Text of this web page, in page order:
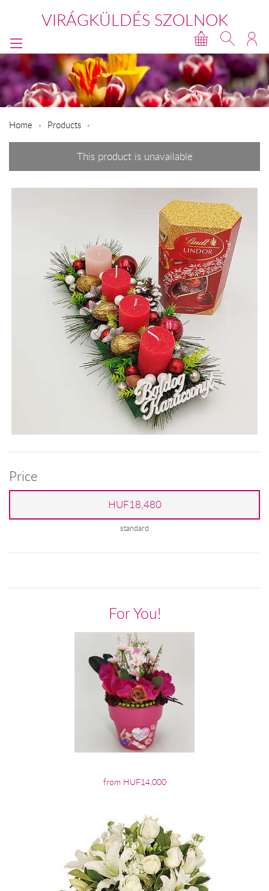
VIRÁGKÜLDÉS SZOLNOK
Home Products
This product is unavailable
Price
HUF18,480
standard
For You!
from HUF14,000